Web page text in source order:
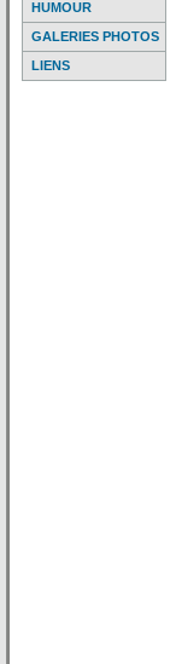
HUMOUR
GALERIES PHOTOS
LIENS